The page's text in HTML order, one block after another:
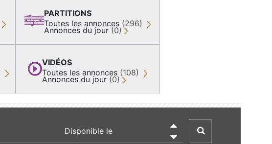
PARTITIONS
Toutes les annonces (296)
Annonces du jour (0)
VIDÉOS
Toutes les annonces (108)
Annonces du jour (0)
